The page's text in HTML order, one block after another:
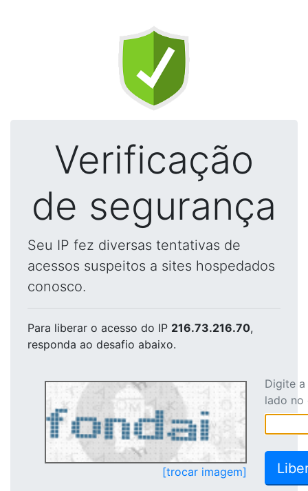
Verificação
de segurança
Seu IP fez diversas tentativas de
acessos suspeitos a sites hospedados
conosco.
Para liberar o acesso do IP 216.73.216.70,
responda ao desafio abaixo.
[trocar imagem]
Digite
lado no